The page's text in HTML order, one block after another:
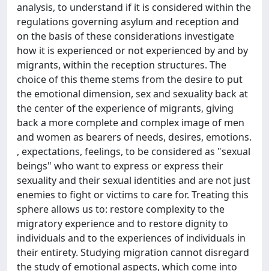
analysis, to understand if it is considered within the
regulations governing asylum and reception and
on the basis of these considerations investigate
how it is experienced or not experienced by and by
migrants, within the reception structures. The
choice of this theme stems from the desire to put
the emotional dimension, sex and sexuality back at
the center of the experience of migrants, giving
back a more complete and complex image of men
and women as bearers of needs, desires, emotions.
, expectations, feelings, to be considered as "sexual
beings" who want to express or express their
sexuality and their sexual identities and are not just
enemies to fight or victims to care for. Treating this
sphere allows us to: restore complexity to the
migratory experience and to restore dignity to
individuals and to the experiences of individuals in
their entirety. Studying migration cannot disregard
the study of emotional aspects, which come into